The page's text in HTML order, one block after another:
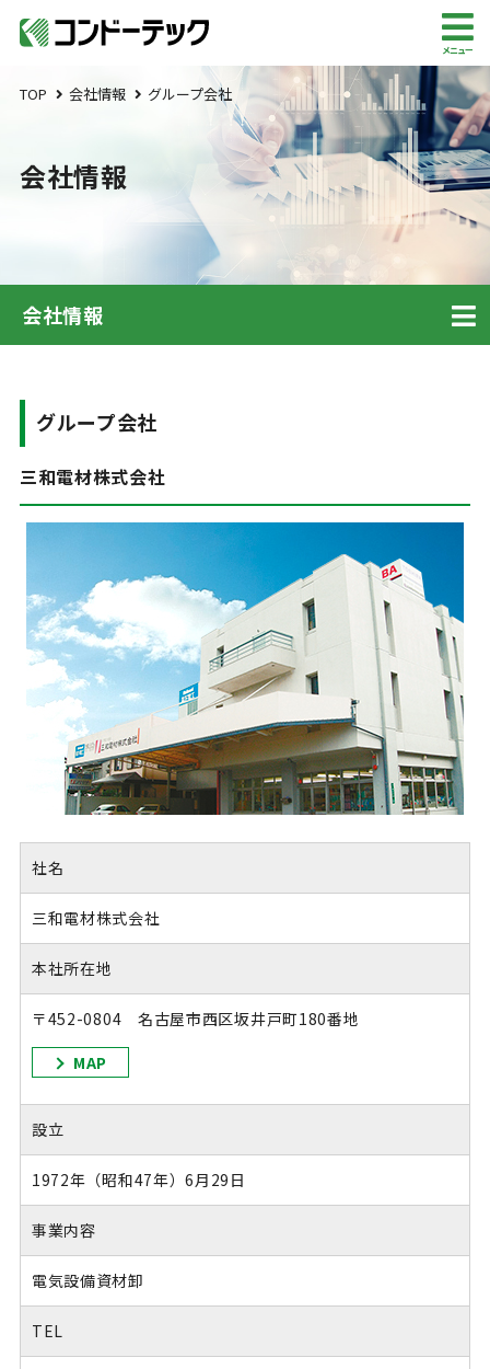
メニュー
TOP 会社情報 グループ会社
会社情報
会社情報
グループ会社
三和電材株式会社
社名
三和電材株式会社
本社所在地
〒452-0804 名古屋市西区坂井戸町180番地
MAP
設立
1972年（昭和47年）6月29日
事業内容
電気設備資材卸
TEL